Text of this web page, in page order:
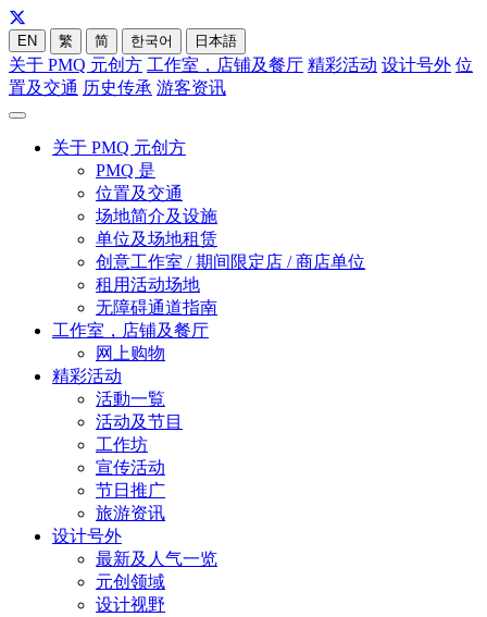
EN 繁 简 한국어 日本語
关于 PMQ 元创方 工作室，店铺及餐厅 精彩活动 设计号外 位
置及交通 历史传承 游客资讯
关于 PMQ 元创方
PMQ 是
位置及交通
场地简介及设施
单位及场地租赁
创意工作室 / 期间限定店 / 商店单位
租用活动场地
无障碍通道指南
工作室，店铺及餐厅
网上购物
精彩活动
活動一覧
活动及节目
工作坊
宣传活动
节日推广
旅游资讯
设计号外
最新及人气一览
元创领域
设计视野